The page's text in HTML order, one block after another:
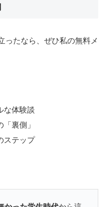
ったなら、ぜひ私の無料メ
な体験談
裏側」
ステップ